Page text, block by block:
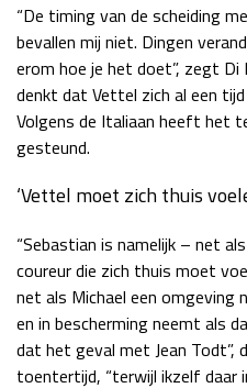
“De timing van de scheiding
bevallen mij niet. Dingen
erom hoe je het doet”, zegt
denkt dat Vettel zich al een
Volgens de Italiaan heeft het
gesteund.
‘Vettel moet zich thuis
“Sebastian is namelijk – net
coureur die zich thuis moet
net als Michael een omgeving
en in bescherming neemt als
dat het geval met Jean Todt”,
toentertijd, “terwijl ikzelf daar